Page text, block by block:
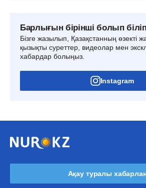
Барлығын бірінші болып
Бізге жазылып, Қазақстанның өзекті
қызықты суреттер, видеолар мен
хабардар болыңыз.
Instagram
Ақау туралы